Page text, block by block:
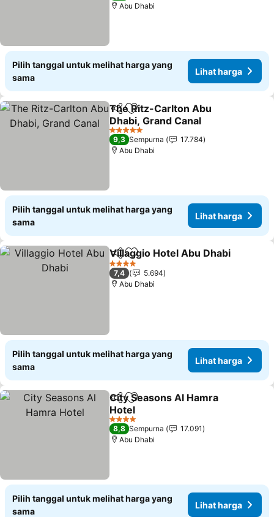
Abu Dhabi
Pilih tanggal untuk melihat harga yang
sama
Lihat harga
BagikanTambahkan ke favorit
The Ritz-Carlton Abu
Dhabi, Grand Canal
5 Bintang
9,3 Sempurna
17.784
Abu Dhabi
Pilih tanggal untuk melihat harga yang
sama
Lihat harga
BagikanTambahkan ke favorit
Villaggio Hotel Abu Dhabi
4 Bintang
7,4
5.694
Abu Dhabi
Pilih tanggal untuk melihat harga yang
sama
Lihat harga
BagikanTambahkan ke favorit
City Seasons Al Hamra
Hotel
4 Bintang
8,8 Sempurna
17.091
Abu Dhabi
Pilih tanggal untuk melihat harga yang
sama
Lihat harga